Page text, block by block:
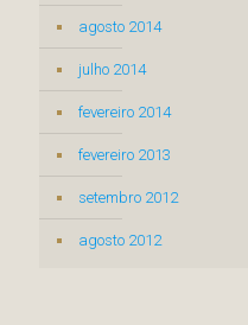
agosto 2014
julho 2014
fevereiro 2014
fevereiro 2013
setembro 2012
agosto 2012